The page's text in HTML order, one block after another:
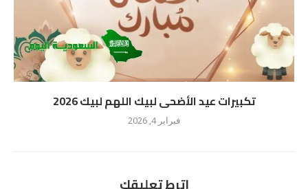
تكبيرات عيد الأضحى لبيك اللهم لبيك 2026
فبراير 4, 2026